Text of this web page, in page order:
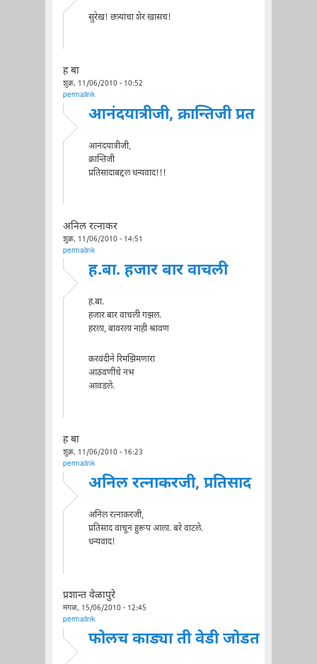
सुरेख! छत्र्यांचा शेर खासच!
ह बा
शुक्र, 11/06/2010 - 10:52
permalink
आनंदयात्रीजी, क्रान्तिजी प्रत
आनंदयात्रीजी,
क्रान्तिजी
प्रतिसादाबद्दल धन्यवाद!!!
अनिल रत्नाकर
शुक्र, 11/06/2010 - 14:51
permalink
ह.बा. हजार बार वाचली
ह.बा.
हजार बार वाचली गझल.
हरला, बावरला नाही श्रावण
करवंदीने रिमझिमणारा
आठवणींचे नभ
आवडले.
ह बा
शुक्र, 11/06/2010 - 16:23
permalink
अनिल रत्नाकरजी, प्रतिसाद
अनिल रत्नाकरजी,
प्रतिसाद वाचून हुरूप आला. बरे वाटले.
धन्यवाद!
प्रशान्त वेळापुरे
मंगळ, 15/06/2010 - 12:45
permalink
फोलच काड्या ती वेडी जोडत